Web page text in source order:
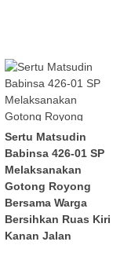
Sertu Matsudin
Babinsa 426-01 SP
Melaksanakan
Gotong Royong
Bersama Warga
Bersihkan Ruas Kiri
Kanan Jalan